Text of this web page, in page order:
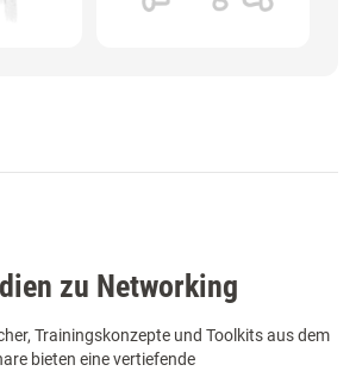
zu Networking
Trainingskonzepte und Toolkits aus dem
bieten eine vertiefende